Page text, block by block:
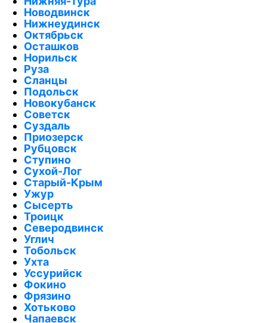
Новодвинск
Нижнеудинск
Октябрьск
Осташков
Норильск
Руза
Сланцы
Подольск
Новокубанск
Советск
Суздаль
Приозерск
Рубцовск
Ступино
Сухой-Лог
Старый-Крым
Ужур
Сысерть
Троицк
Северодвинск
Углич
Тобольск
Ухта
Уссурийск
Фокино
Фрязино
Хотьково
Чапаевск